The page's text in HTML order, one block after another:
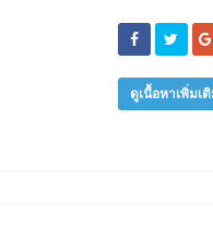
ดูเนื้อหาเพิ่มเ